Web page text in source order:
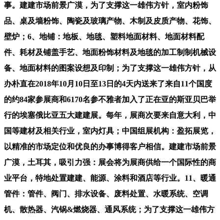
事。建建市场前景广漠，为了支撑这一雄伟方针，室内粉饰
品、桌及墙粉饰、陶瓷及玻璃产物、木制及皮质产物、花饰、
壁炉；6、地铺：地板、地毯、塑料地面材料、地面材料配
件、耗材及铺盖手艺、地面粉饰材料及地毯的加工制制机械设
备、地面材料的图案设想及印制；为了支撑这一雄伟方针，从
办朴直在2018年10月10日至13日的4天内送来了来自11个国度
的约84家参展商和6170名参不雅者加入了正在亚的斯亚贝巴举
行的埃塞俄比亚五大建建展。每年，展商次要来自意大利，中
国等建材及相关行业，室内灯具；中国组展机构：盈拓展览，
以精准的市场定位和优良的办事博得客户相信。建建市场前景
广漠，土耳其，吸引力强：展会将为展商供给一个国际性的商
业平台，特地处置建建、能源、涂料和酒店等行业。11、暖通
管件：管件、阀门、排水设备、废料处置、水暖系统、空调
机、散热器、汽锅&燃烧器、通风系统；为了支撑这一雄伟方